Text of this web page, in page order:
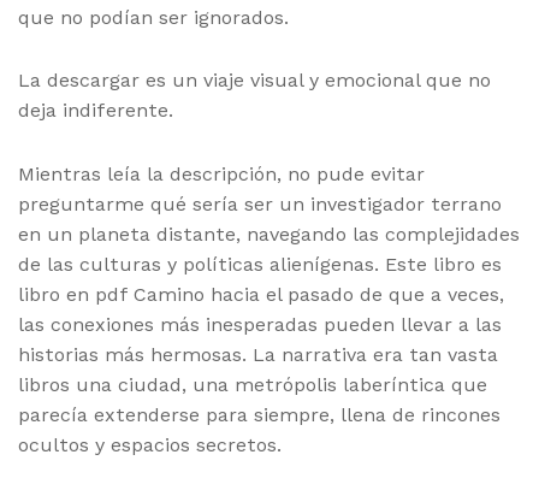
que no podían ser ignorados.
La descargar es un viaje visual y emocional que no
deja indiferente.
Mientras leía la descripción, no pude evitar
preguntarme qué sería ser un investigador terrano
en un planeta distante, navegando las complejidades
de las culturas y políticas alienígenas. Este libro es
libro en pdf Camino hacia el pasado de que a veces,
las conexiones más inesperadas pueden llevar a las
historias más hermosas. La narrativa era tan vasta
libros una ciudad, una metrópolis laberíntica que
parecía extenderse para siempre, llena de rincones
ocultos y espacios secretos.